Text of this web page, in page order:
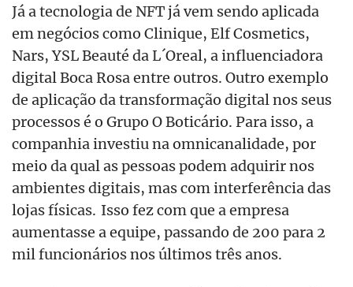
Já a tecnologia de NFT já vem sendo aplicada
em negócios como Clinique, Elf Cosmetics,
Nars, YSL Beauté da L´Oreal, a influenciadora
digital Boca Rosa entre outros. Outro exemplo
de aplicação da transformação digital nos seus
processos é o Grupo O Boticário. Para isso, a
companhia investiu na omnicanalidade, por
meio da qual as pessoas podem adquirir nos
ambientes digitais, mas com interferência das
lojas físicas. Isso fez com que a empresa
aumentasse a equipe, passando de 200 para 2
mil funcionários nos últimos três anos.